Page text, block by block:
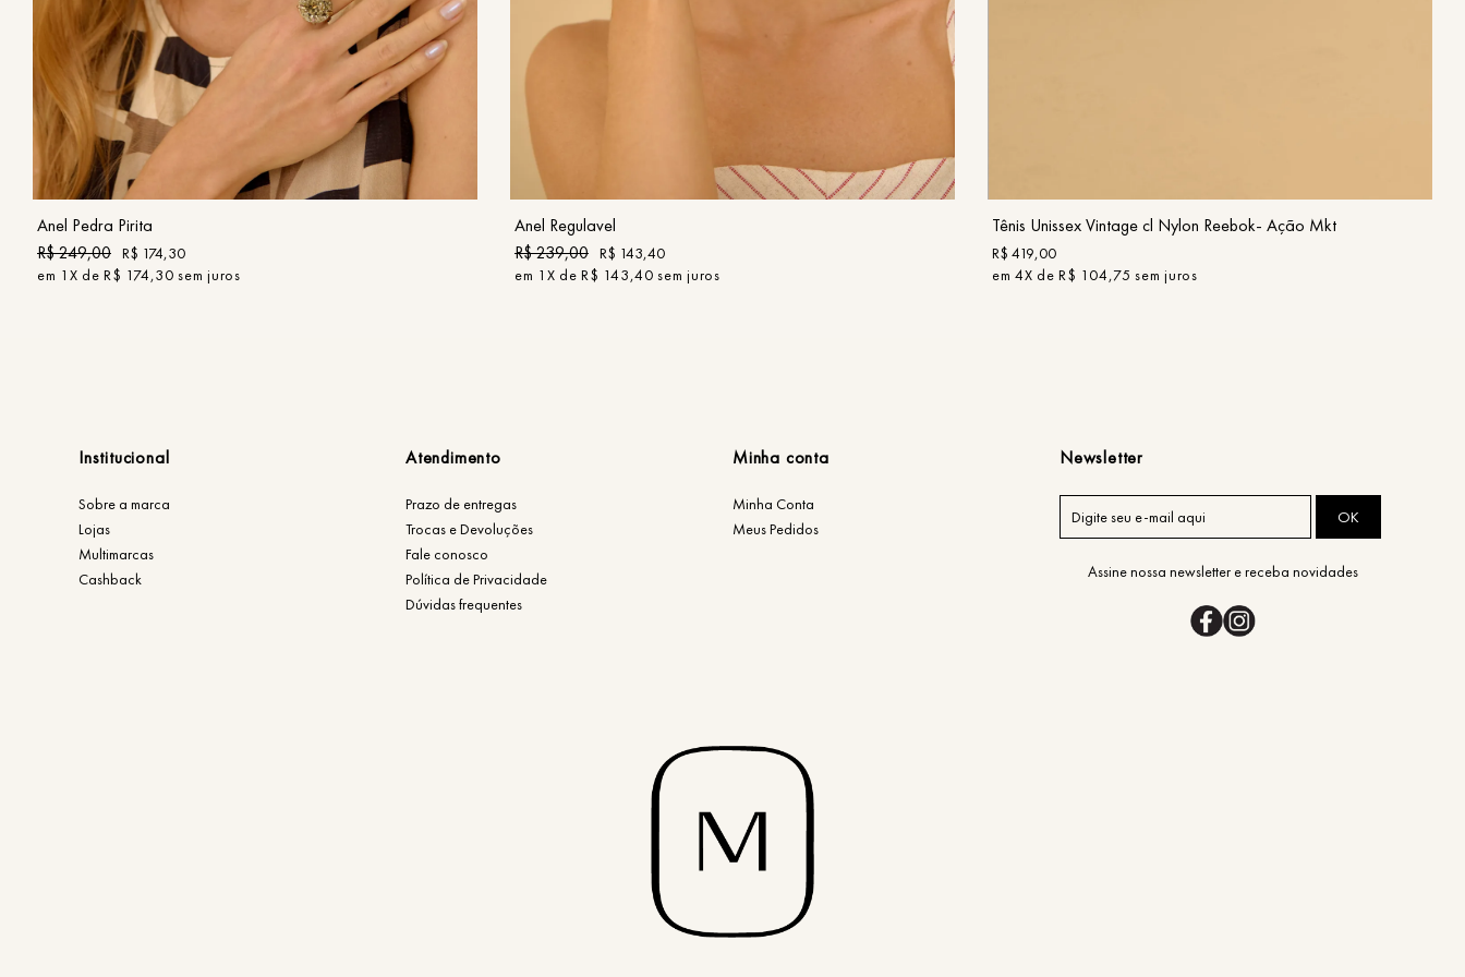
COMPRAR
Anel Pedra Pirita
R$249,00 R$ 174,30
em 1 X deR$ 174,30 sem juros
COMPRAR
Anel Regulavel
R$239,00 R$ 143,40
em 1 X deR$ 143,40 sem juros
Tênis Unissex Vintage cl Nylon Reebok- Ação Mkt
R$ 419,00
em4X deR$ 104,75 sem juros
Institucional
Sobre a marca
Lojas
Multimarcas
Cashback
Atendimento
Prazo de entregas
Trocas e Devoluções
Fale conosco
Política de Privacidade
Dúvidas frequentes
Minha conta
Minha Conta
Meus Pedidos
Newsletter
OK
Assine nossa newsletter e receba novidades